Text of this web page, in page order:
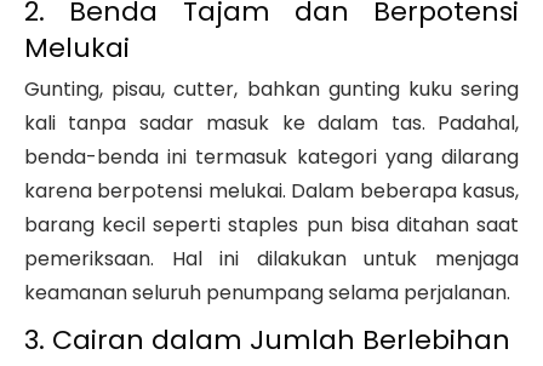
2. Benda Tajam dan Berpotensi
Melukai
Gunting, pisau, cutter, bahkan gunting kuku sering
kali tanpa sadar masuk ke dalam tas. Padahal,
benda-benda ini termasuk kategori yang dilarang
karena berpotensi melukai. Dalam beberapa kasus,
barang kecil seperti staples pun bisa ditahan saat
pemeriksaan. Hal ini dilakukan untuk menjaga
keamanan seluruh penumpang selama perjalanan.
3. Cairan dalam Jumlah Berlebihan